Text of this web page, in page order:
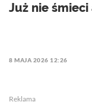
Już nie
8 MAJA 2026 12:26
Reklama